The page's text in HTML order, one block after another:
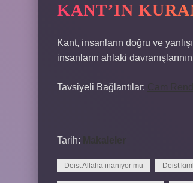
KANT’IN
Kant, insanların doğru ve
insanların ahlaki
Tavsiyeli Bağlantılar: Cam
Tarih: Makaleler
Deist Allaha inanıyor mu Deist